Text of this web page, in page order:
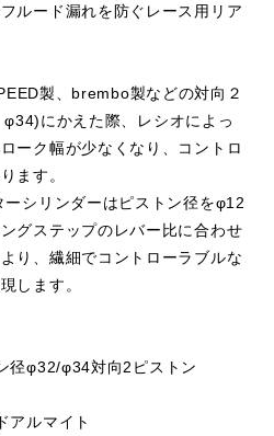
ルード漏れを防ぐレース用リア
製、brembo製などの対向２
にかえた際、レシオによっ
ーク幅が少なくなり、コントロ
ます。
シリンダーはピストン径をφ12
グステップのレバー比に合わせ
り、繊細でコントローラブルな
します。
径φ32/φ34対向2ピストン
アルマイト